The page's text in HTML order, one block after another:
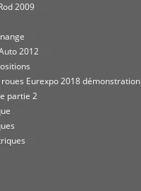
2009
2012
roues Eurexpo 2018 démonstration
partie 2